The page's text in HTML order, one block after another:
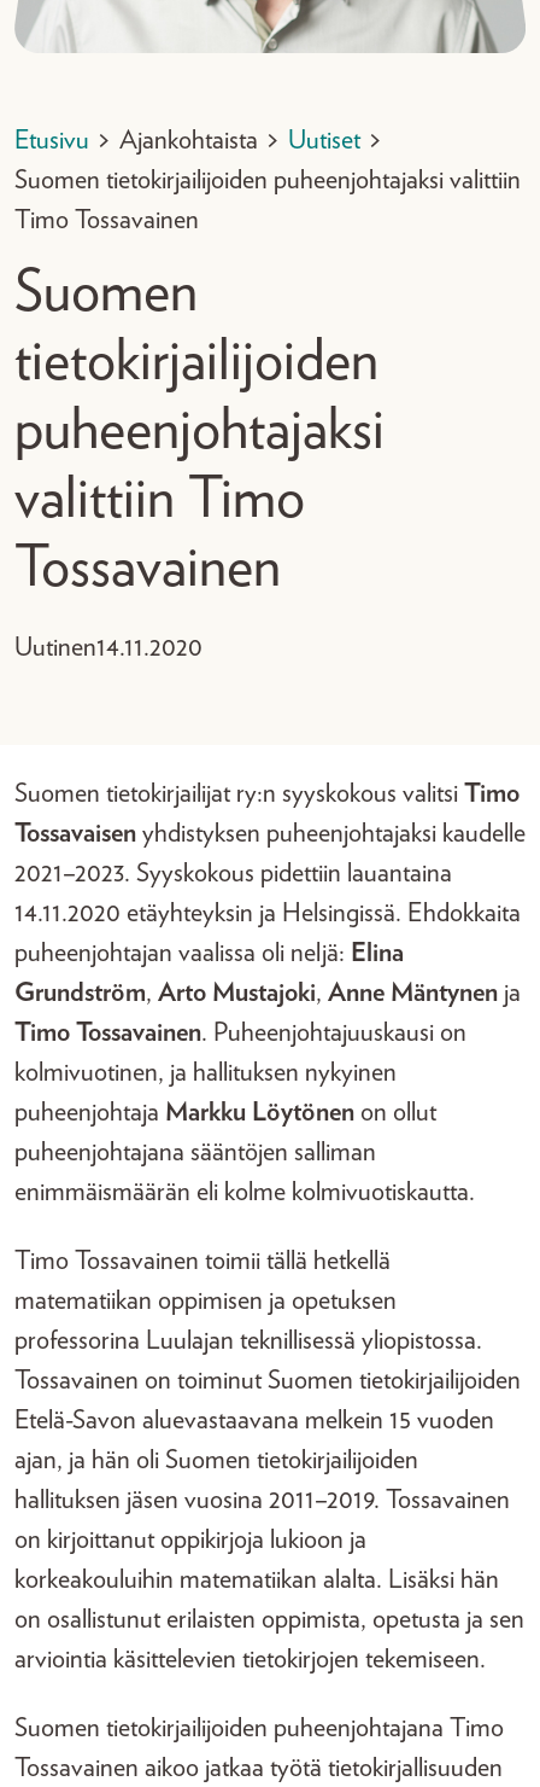
Etusivu > Ajankohtaista > Uutiset >
Suomen tietokirjailijoiden puheenjohtajaksi valittiin
Timo Tossavainen
Suomen
tietokirjailijoiden
puheenjohtajaksi
valittiin Timo
Tossavainen
Uutinen14.11.2020
Suomen tietokirjailijat ry:n syyskokous valitsi Timo
Tossavaisen yhdistyksen puheenjohtajaksi kaudelle
2021–2023. Syyskokous pidettiin lauantaina
14.11.2020 etäyhteyksin ja Helsingissä. Ehdokkaita
puheenjohtajan vaalissa oli neljä: Elina
Grundström, Arto Mustajoki, Anne Mäntynen ja
Timo Tossavainen. Puheenjohtajuuskausi on
kolmivuotinen, ja hallituksen nykyinen
puheenjohtaja Markku Löytönen on ollut
puheenjohtajana sääntöjen salliman
enimmäismäärän eli kolme kolmivuotiskautta.
Timo Tossavainen toimii tällä hetkellä
matematiikan oppimisen ja opetuksen
professorina Luulajan teknillisessä yliopistossa.
Tossavainen on toiminut Suomen tietokirjailijoiden
Etelä-Savon aluevastaavana melkein 15 vuoden
ajan, ja hän oli Suomen tietokirjailijoiden
hallituksen jäsen vuosina 2011–2019. Tossavainen
on kirjoittanut oppikirjoja lukioon ja
korkeakouluihin matematiikan alalta. Lisäksi hän
on osallistunut erilaisten oppimista, opetusta ja sen
arviointia käsittelevien tietokirjojen tekemiseen.
Suomen tietokirjailijoiden puheenjohtajana Timo
Tossavainen aikoo jatkaa työtä tietokirjallisuuden